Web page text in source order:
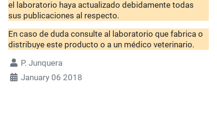
el laboratorio haya actualizado debidamente todas
sus publicaciones al respecto.
En caso de duda consulte al laboratorio que fabrica o
distribuye este producto o a un médico veterinario.
P. Junquera
January 06 2018